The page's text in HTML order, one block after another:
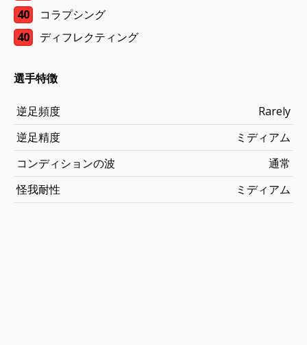
40
コラプシング
40
ディフレクティング
選手特徴
逆足頻度
Rarely
逆足精度
ミディアム
コンディションの波
通常
怪我耐性
ミディアム